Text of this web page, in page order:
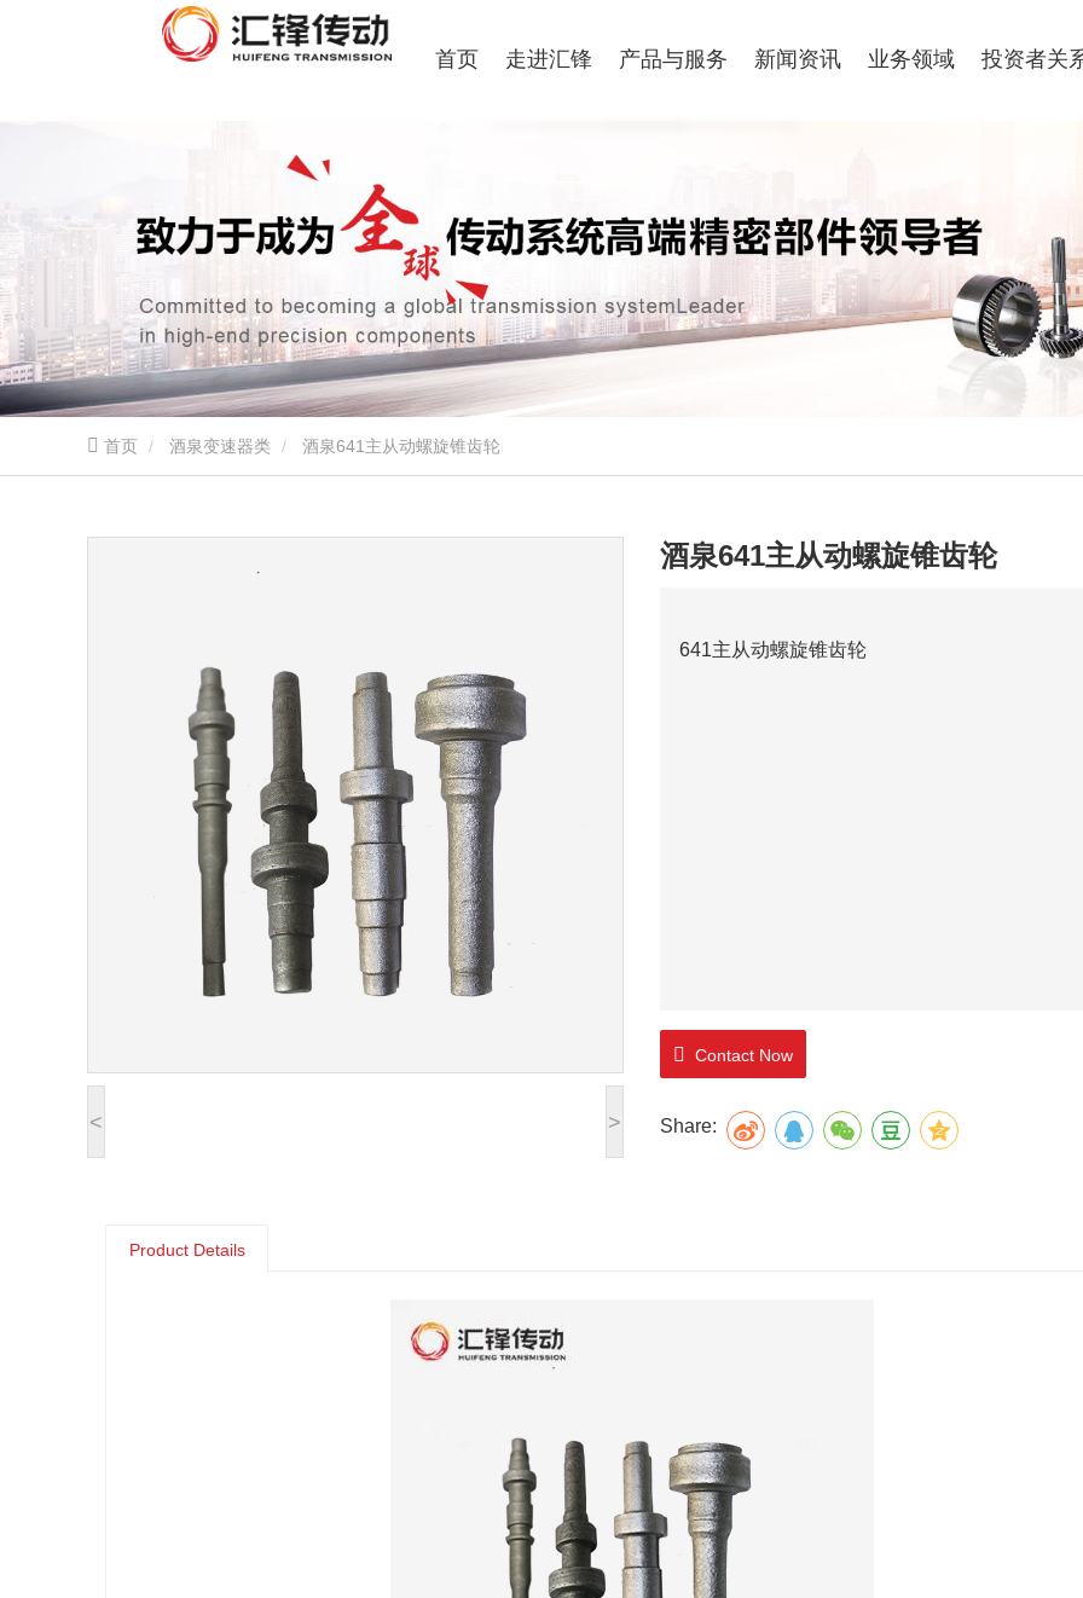
首页 走进汇锋 产品与服务 新闻资讯 业务领域 投资者关
首页 酒泉变速器类 酒泉641主从动螺旋锥齿轮
< >
酒泉641主从动螺旋锥齿轮
641主从动螺旋锥齿轮
Contact Now
Share:
Product Details